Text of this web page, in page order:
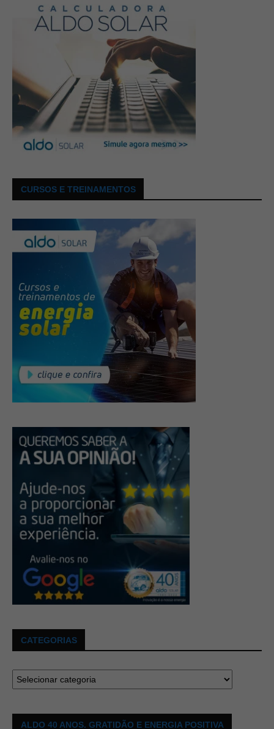
CURSOS E TREINAMENTOS
CATEGORIAS
ALDO 40 ANOS. GRATIDÃO E ENERGIA POSITIVA